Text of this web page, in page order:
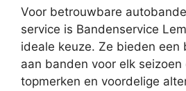
Voor betrouwbare
service is Bandenservice
ideale keuze. Ze bieden
aan banden voor elk
topmerken en voordelige